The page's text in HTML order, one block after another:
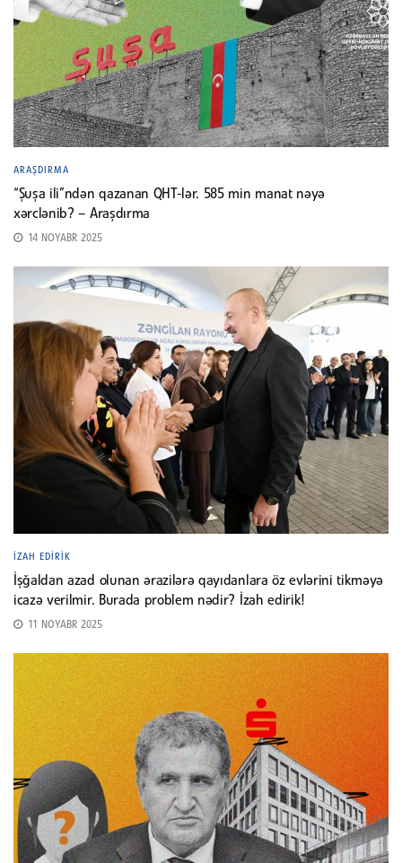
ARAŞDIRMA
“Şuşa ili”ndən qazanan QHT-lər. 585 min manat nəyə
xərclənib? – Araşdırma
14 NOYABR 2025
İZAH EDIRIK
İşğaldan azad olunan ərazilərə qayıdanlara öz evlərini tikməyə
icazə verilmir. Burada problem nədir? İzah edirik!
11 NOYABR 2025